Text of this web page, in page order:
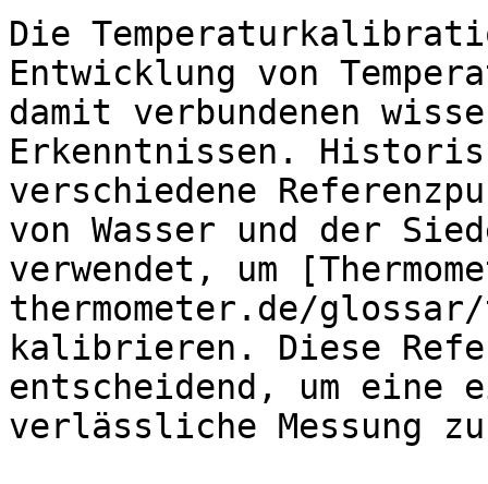
Die
Entwicklung von
damit verbundenen
Erkenntnissen.
verschiedene
von Wasser und der
verwendet, um
thermometer.de/
kalibrieren. Diese
entscheidend, um eine
verlässliche Messung